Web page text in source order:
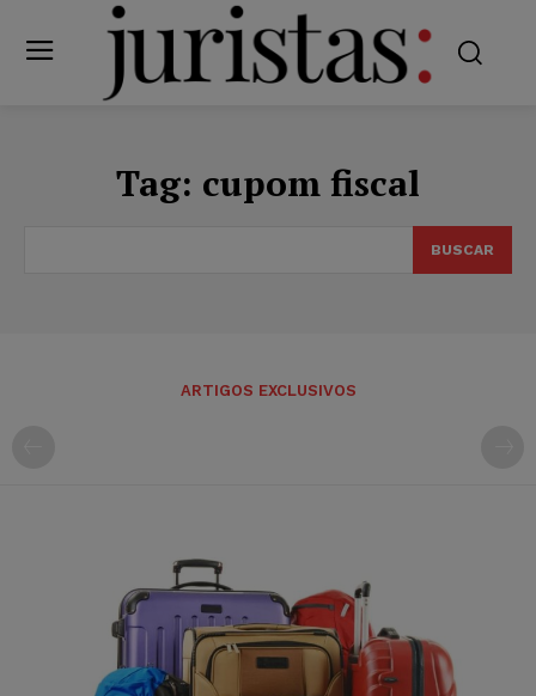
Tag: cupom fiscal
BUSCAR
ARTIGOS EXCLUSIVOS